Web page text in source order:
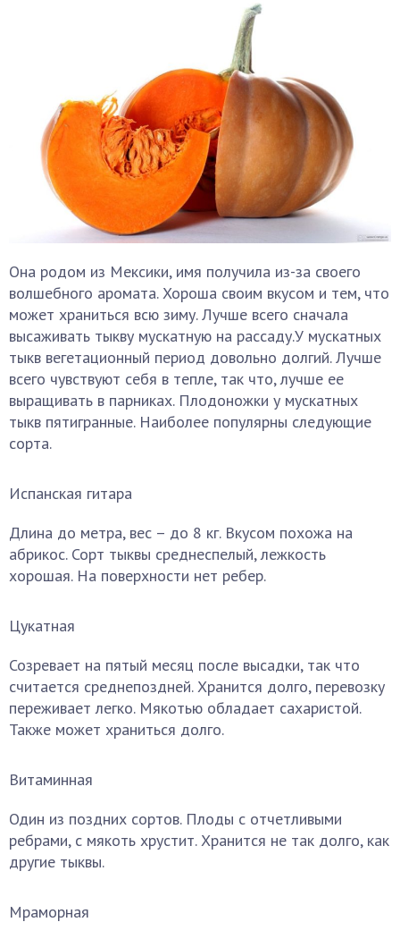
Она родом из Мексики, имя получила из-за своего
волшебного аромата. Хороша своим вкусом и тем, что
может храниться всю зиму. Лучше всего сначала
высаживать тыкву мускатную на рассаду.У мускатных
тыкв вегетационный период довольно долгий. Лучше
всего чувствуют себя в тепле, так что, лучше ее
выращивать в парниках. Плодоножки у мускатных
тыкв пятигранные. Наиболее популярны следующие
сорта.
Испанская гитара
Длина до метра, вес – до 8 кг. Вкусом похожа на
абрикос. Сорт тыквы среднеспелый, лежкость
хорошая. На поверхности нет ребер.
Цукатная
Созревает на пятый месяц после высадки, так что
считается среднепоздней. Хранится долго, перевозку
переживает легко. Мякотью обладает сахаристой.
Также может храниться долго.
Витаминная
Один из поздних сортов. Плоды с отчетливыми
ребрами, с мякоть хрустит. Хранится не так долго, как
другие тыквы.
Мраморная